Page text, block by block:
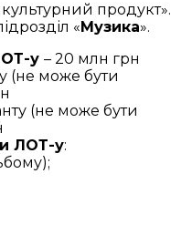
продукт».
«Музика».
у – 20 млн грн
(не може бути
(не може бути
ЛОТ-у: